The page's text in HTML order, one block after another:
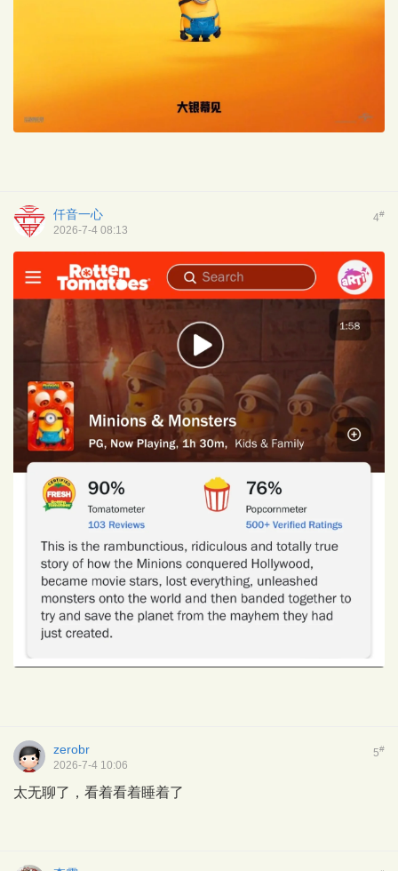
4#
仟音一心
2026-7-4 08:13
5#
zerobr
2026-7-4 10:06
太无聊了，看着看着睡着了